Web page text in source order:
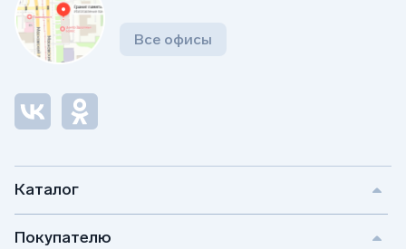
Каталог
Покупателю
Все офисы